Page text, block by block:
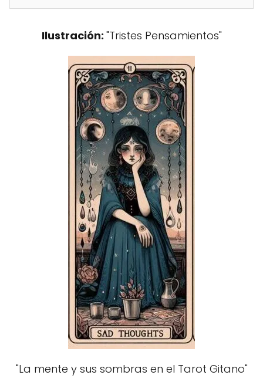
Ilustración: "Tristes Pensamientos"
"La mente y sus sombras en el Tarot Gitano"